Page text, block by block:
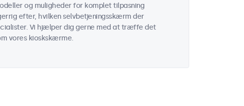
og muligheder for komplet tilpasning
efter, hvilken selvbetjeningsskærm der
Vi hjælper dig gerne med at træffe det
vores kioskskærme.